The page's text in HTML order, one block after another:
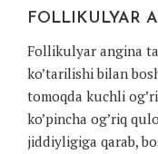
FOLLIKULYAR
Follikulyar angina
ko’tarilishi bilan
tomoqda kuchli
ko’pincha og’riq
jiddiyligiga qarab,